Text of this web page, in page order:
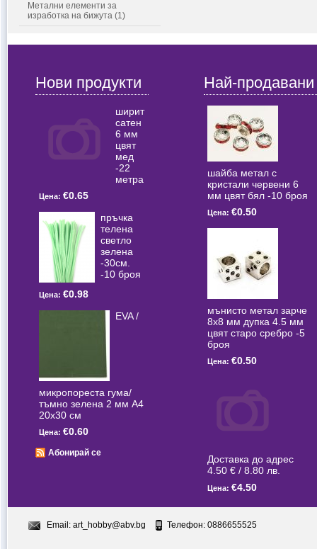
Метални елементи за
изработка на бижута (1)
Нови продукти
ширит
сатен
6 мм
цвят
мед
-22
метра
Цена: €0.65
пръчка
телена
светлo
зелена
-30см.
-10 броя
Цена: €0.98
EVA /
микропореста гума/
тъмно зелена 2 мм А4
20x30 см
Цена: €0.60
Абонирай се
Най-продавани
шайба метал с
кристали червени 6
мм цвят бял -10 броя
Цена: €0.50
мънисто метал зарче
8x8 мм дупка 4.5 мм
цвят старо сребро -5
броя
Цена: €0.50
Доставка до адрес
4.50 € / 8.80 лв.
Цена: €4.50
Email: art_hobby@abv.bg Телефон: 0886655525